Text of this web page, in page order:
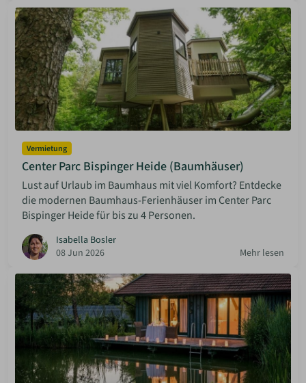
Vermietung
Center Parc Bispinger Heide (Baumhäuser)
Lust auf Urlaub im Baumhaus mit viel Komfort? Entdecke
die modernen Baumhaus-Ferienhäuser im Center Parc
Bispinger Heide für bis zu 4 Personen.
Isabella Bosler
08 Jun 2026
Mehr lesen